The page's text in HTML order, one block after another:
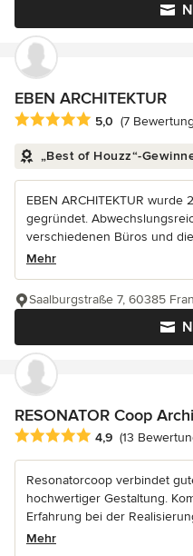
EBEN ARCHITEKTUR
Durchschnittliche
5,0 (7
„Best of Houzz“-
EBEN ARCHITEKTUR wurde
gegründet.
verschiedenen Büros und
Mehr
Saalburgstraße 7, 60385
RESONATOR Coop
Durchschnittliche
4,9 (13
Resonatorcoop verbindet
hochwertiger Gestaltung.
Erfahrung bei der
Mehr